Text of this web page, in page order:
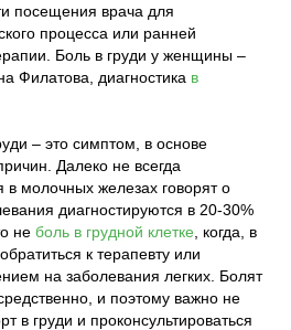
посещения врача для
процесса или ранней
Боль в груди у женщины –
Филатова, диагностика в
– это симптом, в основе
Далеко не всегда
молочных железах говорят о
диагностируются в 20-30%
не боль в грудной клетке , когда, в
к терапевту или
на заболевания легких. Болят
и поэтому важно не
в груди и проконсультироваться